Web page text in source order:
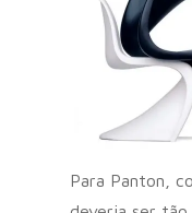
Para Panton,